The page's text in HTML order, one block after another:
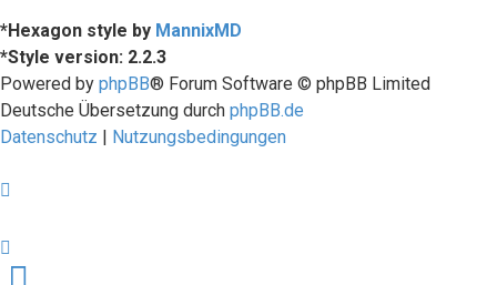
*Hexagon style by MannixMD
*Style version: 2.2.3
Powered by phpBB® Forum Software © phpBB Limited
Deutsche Übersetzung durch phpBB.de
Datenschutz | Nutzungsbedingungen